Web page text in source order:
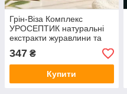
Грін-Віза Комплекс
УРОСЕПТИК натуральні
екстракти журавлини та
брусниці 60капс.
347 ₴
Купити